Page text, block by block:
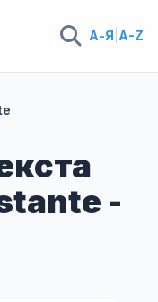
А-Я A-Z
-